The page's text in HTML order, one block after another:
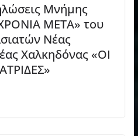
Μνήμης
ΜΕΤΑ» του
Νέας
Χαλκηδόνας «ΟΙ